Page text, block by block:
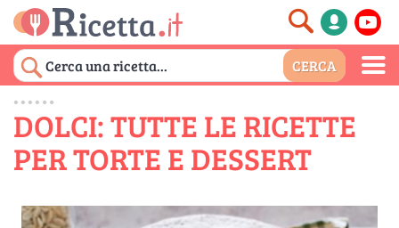
DOLCI: TUTTE LE RICETTE
PER TORTE E DESSERT